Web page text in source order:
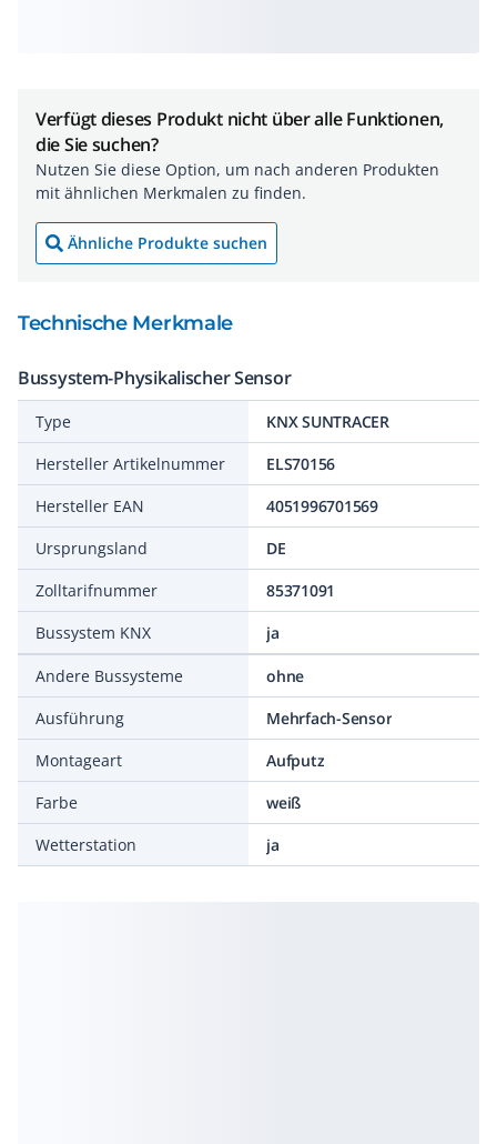
Verfügt dieses Produkt nicht über alle Funktionen,
die Sie suchen?
Nutzen Sie diese Option, um nach anderen Produkten
mit ähnlichen Merkmalen zu finden.
Ähnliche Produkte suchen
Technische Merkmale
Bussystem-Physikalischer Sensor
Type
KNX SUNTRACER
Hersteller Artikelnummer
ELS70156
Hersteller EAN
4051996701569
Ursprungsland
DE
Zolltarifnummer
85371091
Bussystem KNX
ja
Andere Bussysteme
ohne
Ausführung
Mehrfach-Sensor
Montageart
Aufputz
Farbe
weiß
Wetterstation
ja